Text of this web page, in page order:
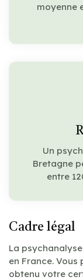
moyenne
Un
Bretagne
entre
Cadre légal
La
en France.
obtenu votre